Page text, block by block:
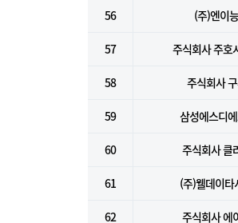
56 (주)엔이
57 주식회사 주호
58 주식회사
59 삼성에스디
60 주식회사 클
61 (주)웰데이타
62 주식회사 에